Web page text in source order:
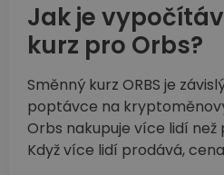
Jak je
kurz pro Orbs?
Směnný kurz ORBS je
poptávce na
Orbs nakupuje více lidí
Když více lidí prodává,